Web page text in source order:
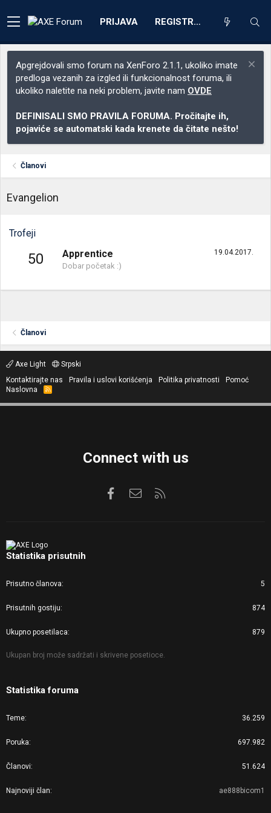
PRIJAVA REGISTRACIJA
Apgrejdovali smo forum na XenForo 2.1.1, ukoliko imate
predloga vezanih za izgled ili funkcionalnost foruma, ili
ukoliko naletite na neki problem, javite nam OVDE
DEFINISALI SMO PRAVILA FORUMA. Pročitajte ih,
pojaviće se automatski kada krenete da čitate nešto!
Članovi
Evangelion
Trofeji
50 19.04.2017.
Apprentice
Dobar početak :)
Članovi
Axe Light
Srpski
Kontaktirajte nas
Pravila i uslovi korišćenja Politika privatnosti
Pomoć
Naslovna
R
S
Connect with us
FacebookKontaktirajte nas
Statistika prisutnih
Prisutno članova 5
Prisutnih gostiju 874
Ukupno posetilaca 879
Ukupan broj može sadržati i skrivene posetioce.
Statistika foruma
Teme 36.259
Poruka 697.982
Članovi 51.624
Najnoviji član ae888bicom1